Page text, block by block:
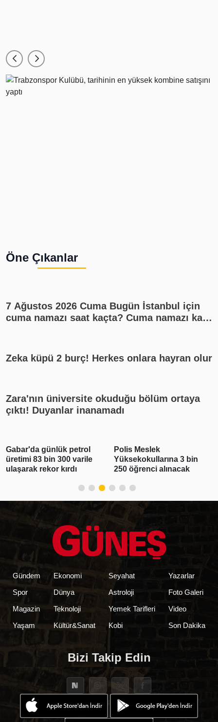
Öne Çıkanlar
7 Ağustos 2026 Cuma Bugün İstanbul için
cuma namazı saat kaçta? Cuma namazı kaç
Zeka küpü 2 burç! Herkes onlara hayran olur
Zara'nın üniversite okuduğu bölüm ortaya
çıktı! Duyanlar inanamadı
Gabar'da günlük petrol
üretimi 83 bin 300 varile
ulaşarak rekor kırdı
Polis Meslek
Yüksekokullarına 3 bin
250 öğrenci alınacak
Gündem
Spor
Magazin
Yaşam
Ekonomi
Dünya
Teknoloji
Kültür&Sanat
Seyahat
Astroloji
Yemek Tarifleri
Kobi
Yazarlar
Foto Galeri
Video
Son Dakika
Bizi Takip Edin